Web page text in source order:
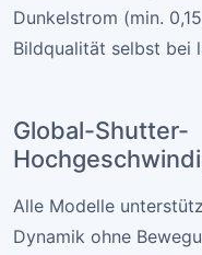
Dunkelstrom (min.
Bildqualität selbst bei
Global-Shutter-
Alle Modelle
Dynamik ohne